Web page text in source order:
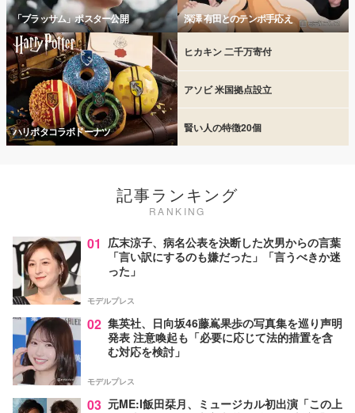
「ブラッサム」ポスター公開 深澤 有田とのテンポ手応え
ハリポタコラボドーナツ
ヒカキン 二千万寄付
アソビ 米国拠点設立
賢い人の特徴20個
記事ランキング
RANKING
01 広末涼子、病名公表を決断した次男からの言葉
「言い訳にするのも嫌だった」「言うべきか迷
った」
モデルプレス
02 集英社、日向坂46藤嶌果歩の写真集を巡り声明
発表 注意喚起も「必要に応じて法的措置を含
む対応を検討」
モデルプレス
03 元ME:I飯田栞月、ミュージカル初出演「この上